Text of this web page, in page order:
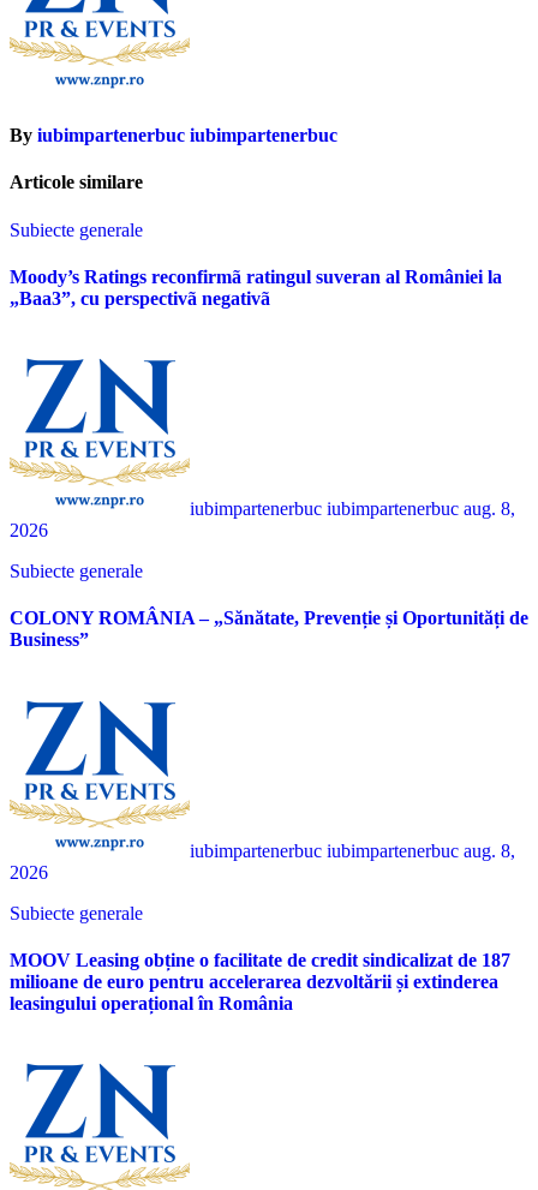
By iubimpartenerbuc iubimpartenerbuc
Articole similare
Subiecte generale
Moody’s Ratings reconfirmã ratingul suveran al României la
„Baa3”, cu perspectivã negativã
iubimpartenerbuc iubimpartenerbuc aug. 8,
2026
Subiecte generale
COLONY ROMÂNIA – „Sănătate, Prevenție și Oportunități de
Business”
iubimpartenerbuc iubimpartenerbuc aug. 8,
2026
Subiecte generale
MOOV Leasing obține o facilitate de credit sindicalizat de 187
milioane de euro pentru accelerarea dezvoltării și extinderea
leasingului operațional în România